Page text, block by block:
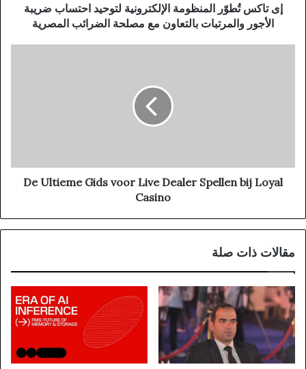
إى تاكس تُطوّر المنظومة الإلكترونية لتوحيد احتساب ضريبة
الأجور والمرتبات بالتعاون مع مصلحة الضرائب المصرية
De Ultieme Gids voor Live Dealer Spellen bij Loyal
Casino
مقالات ذات صلة